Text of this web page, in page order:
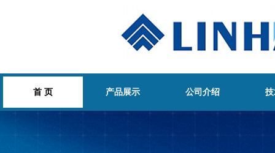
首 页 产品展示 公司介绍